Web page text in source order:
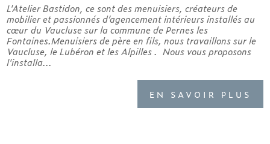
L'Atelier Bastidon, ce sont des menuisiers, créateurs de
mobilier et passionnés d’agencement intérieurs installés au
cœur du Vaucluse sur la commune de Pernes les
Fontaines.Menuisiers de père en fils, nous travaillons sur le
Vaucluse, le Lubéron et les Alpilles . Nous vous proposons
l'installa...
EN SAVOIR PLUS